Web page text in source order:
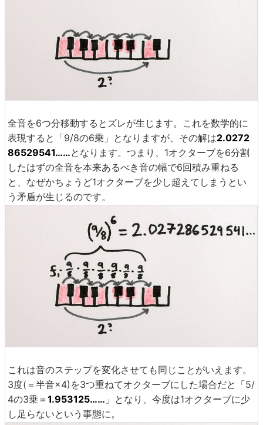
全音を6つ分移動するとズレが生じます。これを数学的に
表現すると「9/8の6乗」となりますが、その解は2.0272
86529541……となります。つまり、1オクターブを6分割
したはずの全音を本来あるべき音の幅で6回積み重ねる
と、なぜかちょうど1オクターブを少し超えてしまうとい
う矛盾が生じるのです。
これは音のステップを変化させても同じことがいえます。
3度(＝半音×4)を3つ重ねてオクターブにした場合だと「5/
4の3乗＝ 1.953125…… 」となり、今度は1オクターブに少
し足らないという事態に。